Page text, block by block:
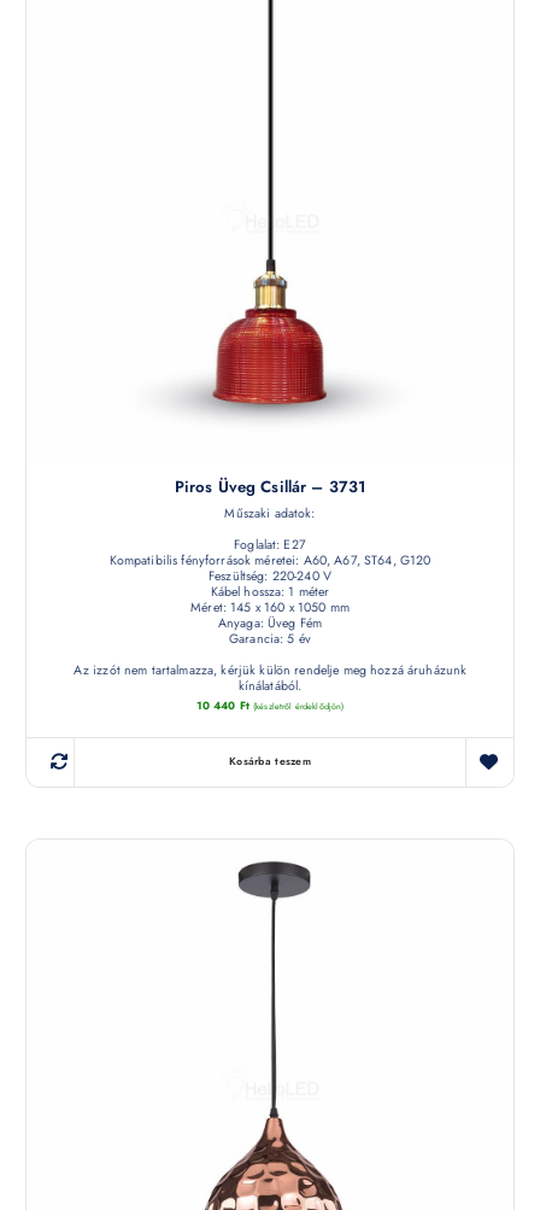
Piros Üveg Csillár – 3731
Műszaki adatok:
Foglalat: E27
Kompatibilis fényforrások méretei: A60, A67, ST64, G120
Feszültség: 220-240 V
Kábel hossza: 1 méter
Méret: 145 x 160 x 1050 mm
Anyaga: Üveg Fém
Garancia: 5 év
Az izzót nem tartalmazza, kérjük külön rendelje meg hozzá áruházunk
kínálatából.
10 440 Ft (készletről érdeklődjön)
Kosárba teszem